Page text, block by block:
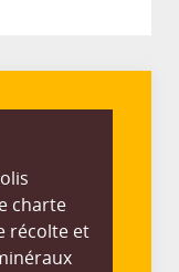
charte
récolte et